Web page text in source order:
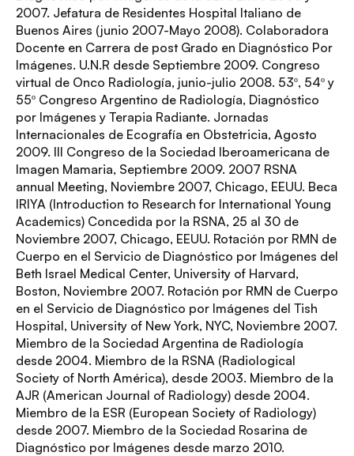
2007. Jefatura de Residentes Hospital Italiano de
Buenos Aires (junio 2007-Mayo 2008). Colaboradora
Docente en Carrera de post Grado en Diagnóstico Por
Imágenes. U.N.R desde Septiembre 2009. Congreso
virtual de Onco Radiología, junio-julio 2008. 53º, 54º y
55º Congreso Argentino de Radiología, Diagnóstico
por Imágenes y Terapia Radiante. Jornadas
Internacionales de Ecografía en Obstetricia, Agosto
2009. III Congreso de la Sociedad Iberoamericana de
Imagen Mamaria, Septiembre 2009. 2007 RSNA
annual Meeting, Noviembre 2007, Chicago, EEUU. Beca
IRIYA (Introduction to Research for International Young
Academics) Concedida por la RSNA, 25 al 30 de
Noviembre 2007, Chicago, EEUU. Rotación por RMN de
Cuerpo en el Servicio de Diagnóstico por Imágenes del
Beth Israel Medical Center, University of Harvard,
Boston, Noviembre 2007. Rotación por RMN de Cuerpo
en el Servicio de Diagnóstico por Imágenes del Tish
Hospital, University of New York, NYC, Noviembre 2007.
Miembro de la Sociedad Argentina de Radiología
desde 2004. Miembro de la RSNA (Radiological
Society of North América), desde 2003. Miembro de la
AJR (American Journal of Radiology) desde 2004.
Miembro de la ESR (European Society of Radiology)
desde 2007. Miembro de la Sociedad Rosarina de
Diagnóstico por Imágenes desde marzo 2010.